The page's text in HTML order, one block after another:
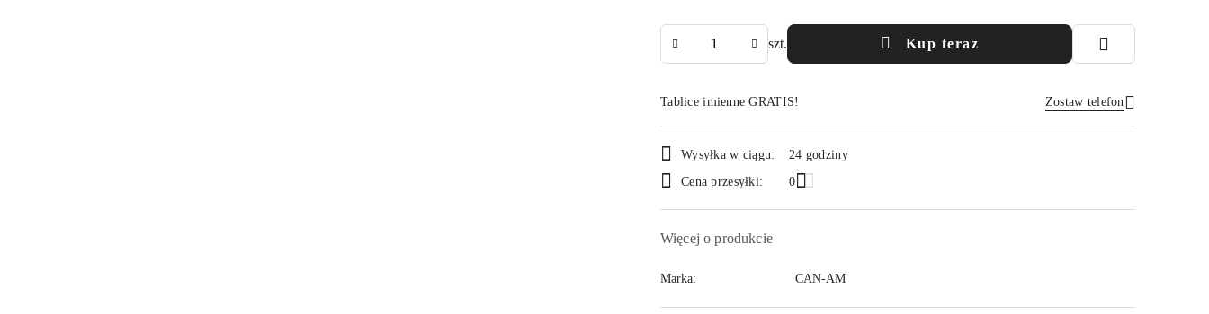
szt. Kup teraz
Tablice imienne GRATIS! Zostaw telefon
Wyślij
Dostępność
i
Wysyłka w ciągu:
24 godziny
Cena przesyłki:
0
Więcej o produkcie
Marka: CAN-AM